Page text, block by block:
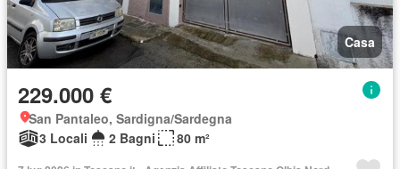
Casa
229.000 €
San Pantaleo, Sardigna/Sardegna
3 Locali
2 Bagni 80 m²